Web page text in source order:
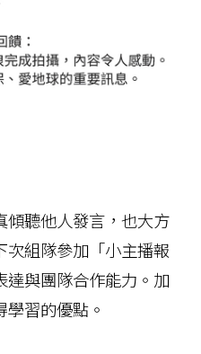
聽他人發言，也大方
次組隊參加「小主播報
達與團隊合作能力。加
習的優點。